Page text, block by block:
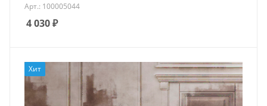
Арт.: 100005044
4 030₽
Хит